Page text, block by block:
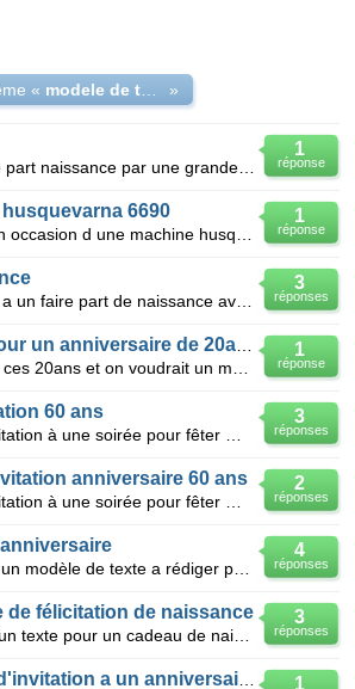
« »
1
réponse
1
réponse
6690
3
réponses
1
réponse
3
réponses
60 ans
2
réponses
anniversaire 60 ans
4
réponses
3
réponses
de félicitation de naissance
1